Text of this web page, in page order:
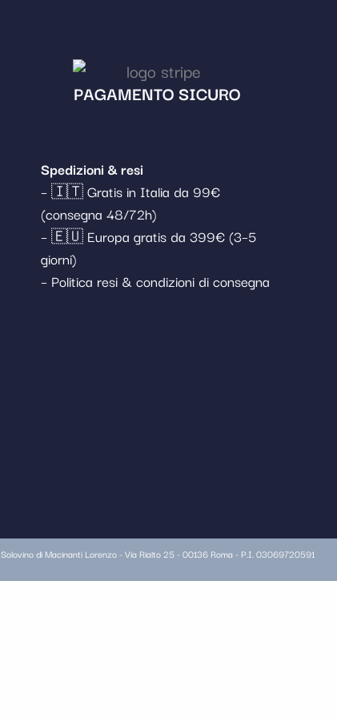
PAGAMENTO SICURO
Spedizioni & resi
– 🇮🇹 Gratis in Italia da 99€
(consegna 48/72h)
– 🇪🇺 Europa gratis da 399€ (3–5
giorni)
– Politica resi & condizioni di consegna
Solovino di Macinanti Lorenzo - Via Rialto 25 - 00136 Roma - P.I. 03069720591